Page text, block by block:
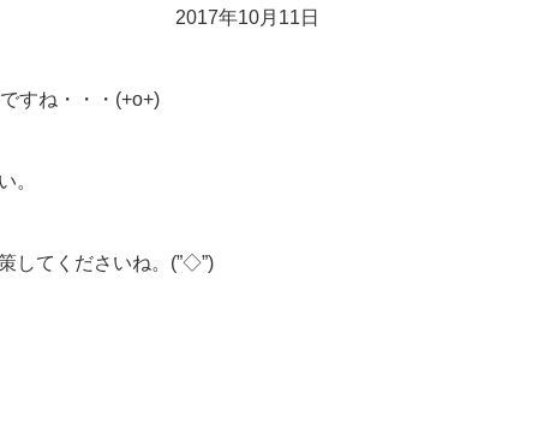
2017年10月11日
すね・・・(+o+)
。
してくださいね。(”◇”)ゞ